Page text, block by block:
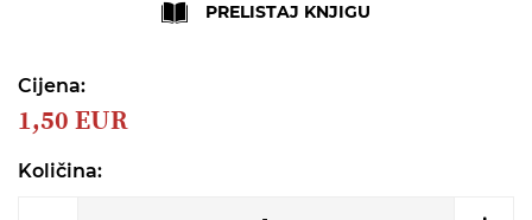
the
gallery
PRELISTAJ KNJIGU
Cijena:
1,50 EUR
Količina: